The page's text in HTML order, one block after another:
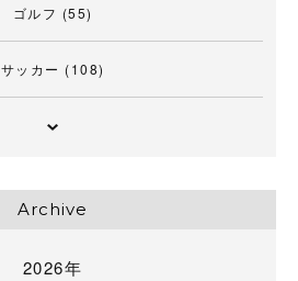
ゴルフ (55)
サッカー (108)
Archive
2026年